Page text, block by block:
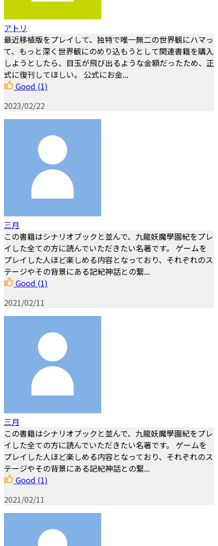
アトリ
最近移植版をプレイして、独特で唯一無二の世界観にハマっ
て、もっと深く世界観にのめり込もうとして関連書籍を購入
しようとしたら、目玉が飛び出るような金額だったため、正
式に復刊してほしい。 公式にお金...
Good (1)
2023/02/22
三月
この書籍はシナリオブックと並んで、九龍妖魔學園紀をプレ
イした全ての方に読んでいただきたい名著です。 ゲームを
プレイした人ほど楽しめる内容となっており、それぞれのス
テージやその背景にある記紀神話との繋...
Good (1)
2021/02/11
三月
この書籍はシナリオブックと並んで、九龍妖魔學園紀をプレ
イした全ての方に読んでいただきたい名著です。 ゲームを
プレイした人ほど楽しめる内容となっており、それぞれのス
テージやその背景にある記紀神話との繋...
Good (1)
2021/02/11